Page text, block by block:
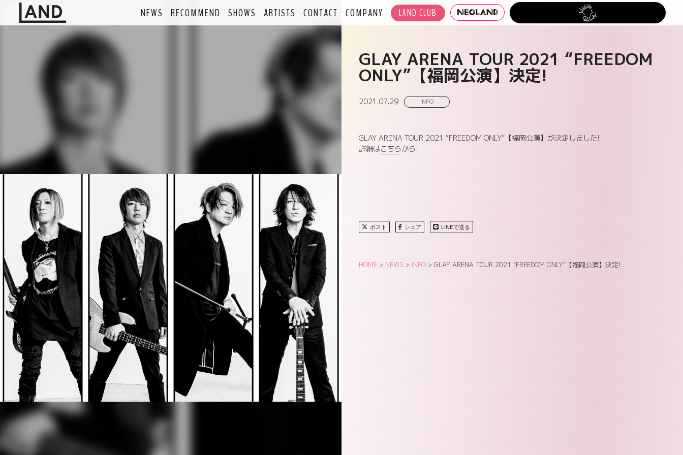
NEWS RECOMMEND SHOWS ARTISTS CONTACT COMPANY LAND CLUB
GLAY ARENA TOUR 2021 “FREEDOM
ONLY”【福岡公演】決定!
2021.07.29 INFO
GLAY ARENA TOUR 2021 “FREEDOM ONLY”【福岡公演】が決定しました!
詳細はこちらから!
ポスト シェア LINEで送る
HOME> NEWS > INFO> GLAY ARENA TOUR 2021 “FREEDOM ONLY”【福岡公演】決定!